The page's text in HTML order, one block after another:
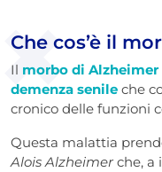
Che cos’è il
Il morbo di Alzheimer
demenza senile che
cronico delle funzioni
Questa malattia
Alois Alzheimerche, a